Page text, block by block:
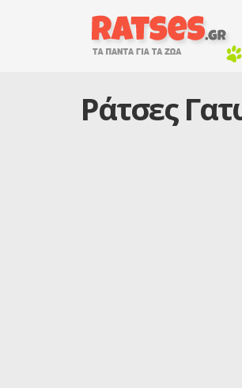
Ράτσες